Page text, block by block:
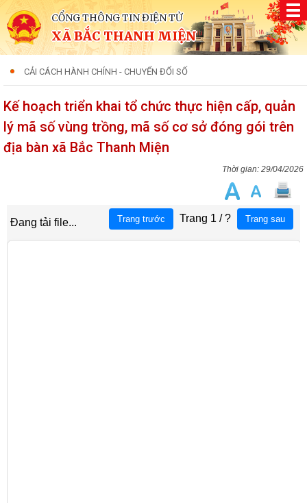
CỔNG THÔNG TIN ĐIỆN TỬ
XÃ BẮC THANH MIỆN
CẢI CÁCH HÀNH CHÍNH - CHUYỂN ĐỔI SỐ
Kế hoạch triển khai tổ chức thực hiện cấp, quản
lý mã số vùng trồng, mã số cơ sở đóng gói trên
địa bàn xã Bắc Thanh Miện
29/04/2026